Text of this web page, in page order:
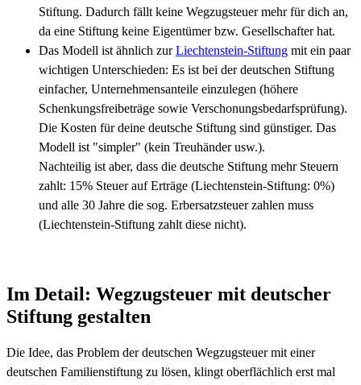
Stiftung. Dadurch fällt keine Wegzugsteuer mehr für dich an,
da eine Stiftung keine Eigentümer bzw. Gesellschafter hat.
Das Modell ist ähnlich zurLiechtenstein-Stiftung mit ein paar
wichtigen Unterschieden: Es ist bei der deutschen Stiftung
einfacher, Unternehmensanteile einzulegen (höhere
Schenkungsfreibeträge sowie Verschonungsbedarfsprüfung).
Die Kosten für deine deutsche Stiftung sind günstiger. Das
Modell ist "simpler" (kein Treuhänder usw.).
Nachteilig ist aber, dass die deutsche Stiftung mehr Steuern
zahlt: 15% Steuer auf Erträge (Liechtenstein-Stiftung: 0%)
und alle 30 Jahre die sog. Erbersatzsteuer zahlen muss
(Liechtenstein-Stiftung zahlt diese nicht).
Im Detail: Wegzugsteuer mit deutscher
Stiftung gestalten
Die Idee, das Problem der deutschen Wegzugsteuer mit einer
deutschen Familienstiftung zu lösen, klingt oberflächlich erst mal